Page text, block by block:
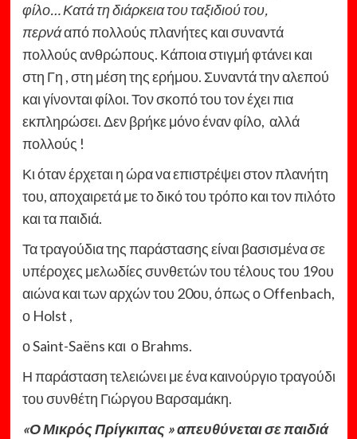
φίλο… Κατά τη διάρκεια του ταξιδιού του,
περνάαπό πολλούς πλανήτες και συναντά
πολλούς ανθρώπους. Κάποια στιγμή φτάνει και
στη Γη , στη μέση της ερήμου. Συναντά την αλεπού
και γίνονται φίλοι. Τον σκοπό του τον έχει πια
εκπληρώσει. Δεν βρήκε μόνο έναν φίλο, αλλά
πολλούς !
Κι όταν έρχεται η ώρα να επιστρέψει στον πλανήτη
του, αποχαιρετά με το δικό του τρόπο και τον πιλότο
και τα παιδιά.
Τα τραγούδια της παράστασης είναι βασισμένα σε
υπέροχες μελωδίες συνθετών του τέλους του 19ου
αιώνα και των αρχών του 20ου, όπως ο Offenbach,
ο Holst ,
ο Saint-Saëns και ο Brahms.
Η παράσταση τελειώνει με ένα καινούργιο τραγούδι
του συνθέτη Γιώργου Βαρσαμάκη.
«Ο Μικρός Πρίγκιπας »απευθύνεται σε παιδιά